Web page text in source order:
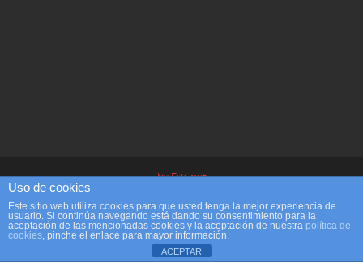
by Fsi4.net
Uso de cookies
Este sitio web utiliza cookies para que usted tenga la mejor experiencia de
usuario. Si continúa navegando está dando su consentimiento para la
aceptación de las mencionadas cookies y la aceptación de nuestra política de
cookies, pinche el enlace para mayor información.
ACEPTAR